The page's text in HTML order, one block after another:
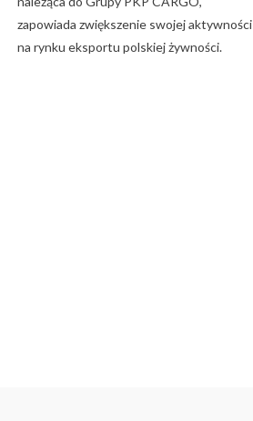
zapowiada zwiększenie swojej aktywności
na rynku eksportu polskiej żywności.